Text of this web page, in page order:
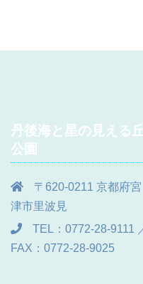
丹後海と星の見える
公園
〒620-0211 京都府宮
津市里波見
TEL：0772-28-9111
FAX：0772-28-9025